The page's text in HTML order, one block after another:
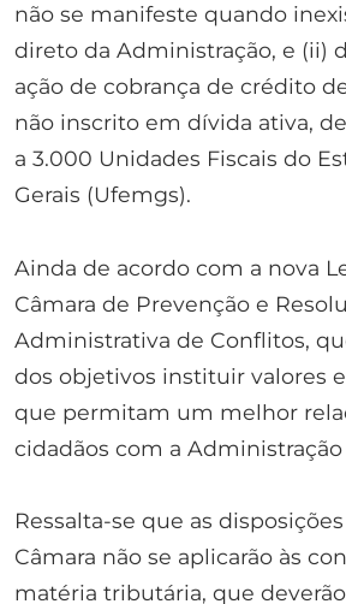
não se manifeste quando
direto da Administração, e (ii)
ação de cobrança de crédito
não inscrito em dívida ativa,
a 3.000 Unidades Fiscais do
Gerais (Ufemgs).
Ainda de acordo com a nova
Câmara de Prevenção e
Administrativa de Conflitos,
dos objetivos instituir valores
que permitam um melhor
cidadãos com a
Ressalta-se que as
Câmara não se aplicarão às
matéria tributária, que